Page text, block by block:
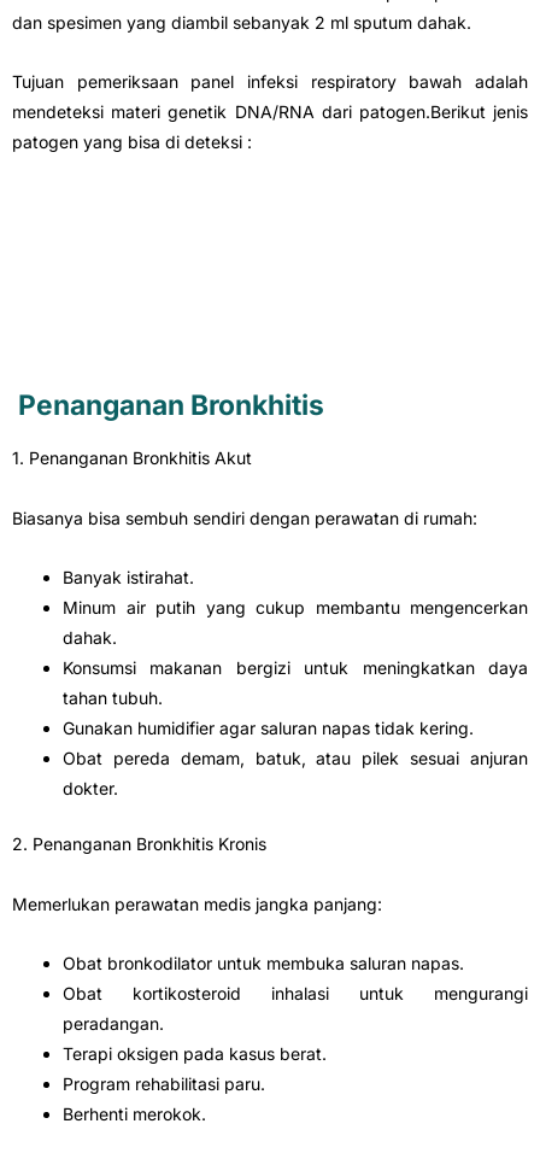
dan spesimen yang diambil sebanyak 2 ml sputum dahak.
Tujuan pemeriksaan panel infeksi respiratory bawah adalah
mendeteksi materi genetik DNA/RNA dari patogen.Berikut jenis
patogen yang bisa di deteksi :
Penanganan Bronkhitis
1. Penanganan Bronkhitis Akut
Biasanya bisa sembuh sendiri dengan perawatan di rumah:
Banyak istirahat.
Minum air putih yang cukup membantu mengencerkan
dahak.
Konsumsi makanan bergizi untuk meningkatkan daya
tahan tubuh.
Gunakan humidifier agar saluran napas tidak kering.
Obat pereda demam, batuk, atau pilek sesuai anjuran
dokter.
2. Penanganan Bronkhitis Kronis
Memerlukan perawatan medis jangka panjang:
Obat bronkodilator untuk membuka saluran napas.
Obat kortikosteroid inhalasi untuk mengurangi
peradangan.
Terapi oksigen pada kasus berat.
Program rehabilitasi paru.
Berhenti merokok.